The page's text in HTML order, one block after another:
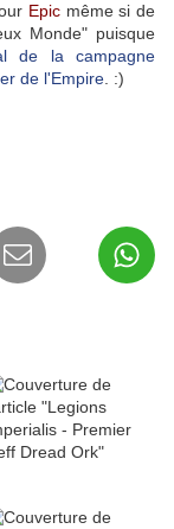
Epic même si de
Monde" puisque
de la campagne
de l'Empire . :)